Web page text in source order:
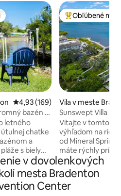
Priemerné ohodnotenie 4,93 z
4,93 (169)
bazén •
letného
chatke
a
s bielym
zahŕňajú
na
Najobľúbenejšie
Obľúbené
Vila v meste
Sunswept Villa 4
minút od pláže
Vitajte v tomto
výhľadom na
od Mineral
máte rýchly
reštauráciám,
historickým
aktualizovaná
posteľ King, plne
v dovolenkových
mesta Bradenton
Center